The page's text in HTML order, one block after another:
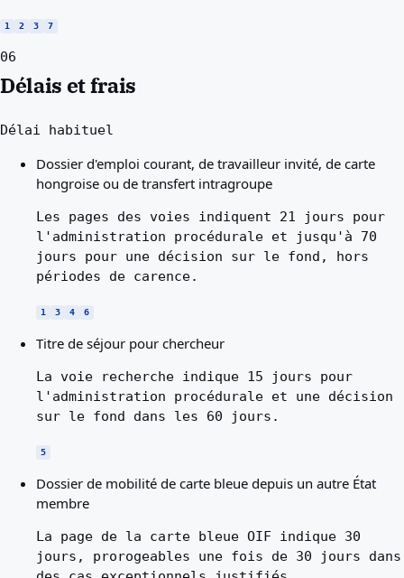
1 2 3 7
06
Délais et frais
Délai habituel
Dossier d'emploi courant, de travailleur invité, de carte
hongroise ou de transfert intragroupe
Les pages des voies indiquent 21 jours pour
l'administration procédurale et jusqu'à 70
jours pour une décision sur le fond, hors
périodes de carence.
1 3 4 6
Titre de séjour pour chercheur
La voie recherche indique 15 jours pour
l'administration procédurale et une décision
sur le fond dans les 60 jours.
5
Dossier de mobilité de carte bleue depuis un autre État
membre
La page de la carte bleue OIF indique 30
jours, prorogeables une fois de 30 jours dans